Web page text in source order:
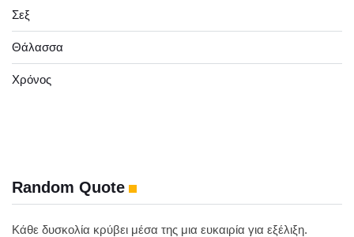
Σεξ
Θάλασσα
Χρόνος
Random Quote
Κάθε δυσκολία κρύβει μέσα της μια ευκαιρία για εξέλιξη.